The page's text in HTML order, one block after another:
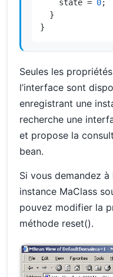
    state =
0;
  }
}
Seules les
l’interface sont
enregistrant une
recherche une
et propose la
bean.
Si vous demandez à
instance MaClass
pouvez modifier la
méthode reset().